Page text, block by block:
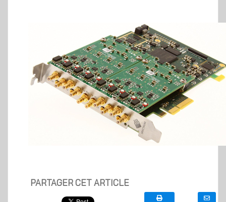
PARTAGER CET ARTICLE